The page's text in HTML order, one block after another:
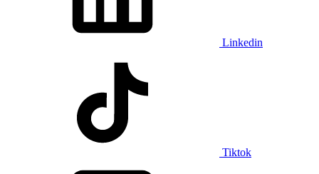
Linkedin
Tiktok